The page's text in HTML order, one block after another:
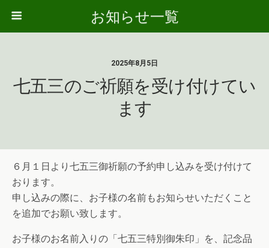
お知らせ一覧
2025年8月5日
七五三のご祈願を受け付けてい
ます
６月１日より七五三御祈願の予約申し込みを受け付けて
おります。
申し込みの際に、お子様の名前もお知らせいただくこと
を追加でお願い致します。
お子様のお名前入りの「七五三特別御朱印」を、記念品